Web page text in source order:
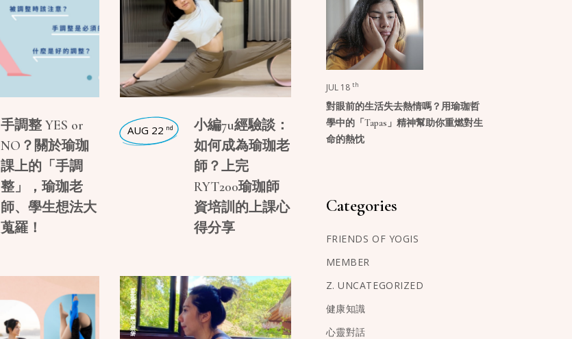
手調整 YES or
NO？關於瑜珈
課上的「手調
整」，瑜珈老
師、學生想法大
蒐羅！
AUG 22 nd
小編7u經驗談：
如何成為瑜珈老
師？上完
RYT200瑜珈師
資培訓的上課心
得分享
瑜珈企劃
瑜珈特輯
JUL 18 th
對眼前的生活失去熱情嗎？用瑜珈哲
學中的「Tapas」精神幫助你重燃對生
命的熱忱
Categories
FRIENDS OF YOGIS
MEMBER
Z. UNCATEGORIZED
健康知識
心靈對話